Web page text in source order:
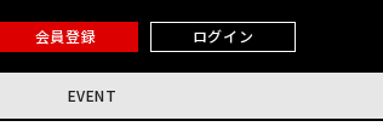
会員登録 ログイン
EVENT